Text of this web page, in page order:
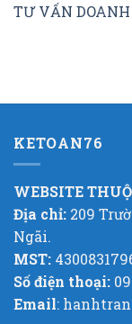
TƯ VẤN
KETOAN76
WEBSITE
Địa chỉ: 209
Ngãi.
MST:
Số điện thoại:
Email: